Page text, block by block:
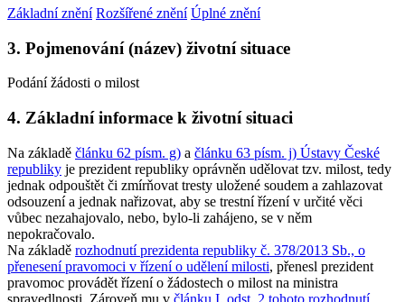
Základní znění Rozšířené znění Úplné znění
3. Pojmenování (název) životní situace
Podání žádosti o milost
4. Základní informace k životní situaci
Na základě článku 62 písm. g) a článku 63 písm. j) Ústavy České
republiky je prezident republiky oprávněn udělovat tzv. milost, tedy
jednak odpouštět či zmírňovat tresty uložené soudem a zahlazovat
odsouzení a jednak nařizovat, aby se trestní řízení v určité věci
vůbec nezahajovalo, nebo, bylo-li zahájeno, se v něm
nepokračovalo.
Na základě rozhodnutí prezidenta republiky č. 378/2013 Sb., o
přenesení pravomoci v řízení o udělení milosti, přenesl prezident
pravomoc provádět řízení o žádostech o milost na ministra
spravedlnosti. Zároveň mu v článku I. odst. 2 tohoto rozhodnutí